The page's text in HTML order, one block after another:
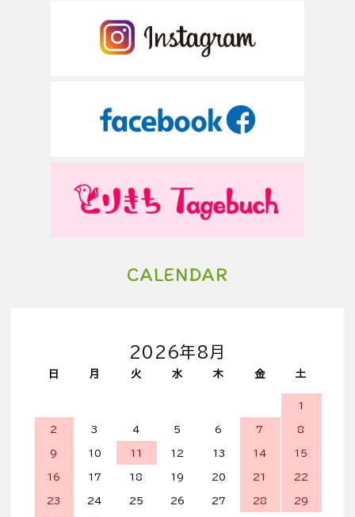
CALENDAR
2026年8月
日 月 火 水 木 金 土
1
2 3 4 5 6 7 8
9 10 11 12 13 14 15
16 17 18 19 20 21 22
23 24 25 26 27 28 29